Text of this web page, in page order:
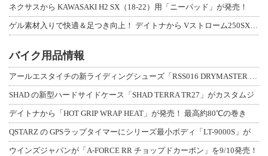
ネクサスから KAWASAKI H2 SX（18-22）用「ニーパッド」が発売！
ゲル素材入りで快適＆足つき向上！ デイトナから Vストローム250SX用「快適ロ
バイク用品情報
アールエスタイチの新ライディングシューズ「RSS016 DRYMASTER スト
SHAD の新型ハードサイドケース「SHAD TERRA TR27」がカスタムジ
デイトナから「HOT GRIP WRAP HEAT」が発売！ 最高約80℃の巻き
QSTARZ の GPSラップタイマーにシリーズ最小ボディ「LT-9000S」が
ウインズジャパンが「A-FORCE RR チョップドカーボン」を9/10発売！